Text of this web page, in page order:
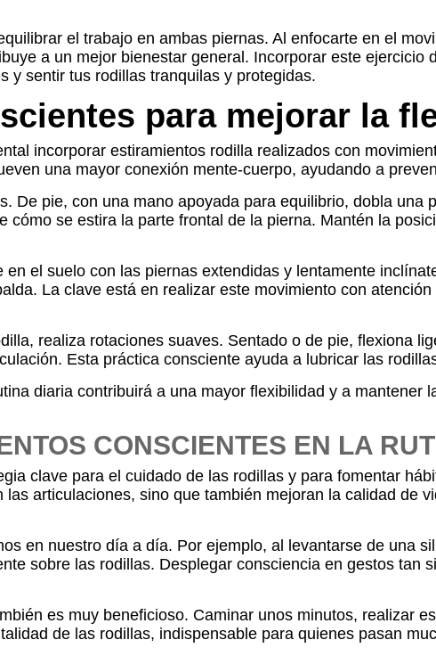
el trabajo en ambas piernas. Al enfocarte en el
a un mejor bienestar general. Incorporar este ejercicio
y sentir tus rodillas tranquilas y protegidas.
para mejorar la
incorporar estiramientos rodilla realizados con
una mayor conexión mente-cuerpo, ayudando a
De pie, con una mano apoyada para equilibrio, dobla una
se estira la parte frontal de la pierna. Mantén la
el suelo con las piernas extendidas y lentamente
La clave está en realizar este movimiento con
realiza rotaciones suaves. Sentado o de pie, flexiona
Esta práctica consciente ayuda a lubricar las
diaria contribuirá a una mayor flexibilidad y a mantener
CONSCIENTES EN LA
clave para el cuidado de las rodillas y para fomentar
articulaciones, sino que también mejoran la calidad de
en nuestro día a día. Por ejemplo, al levantarse de una
sobre las rodillas. Desplegar consciencia en gestos tan
es muy beneficioso. Caminar unos minutos, realizar
de las rodillas, indispensable para quienes pasan